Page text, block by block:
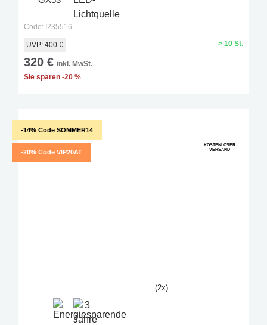
Code: I235516
UVP: 400 €
320 € inkl. MwSt.
Sie sparen -20 %
> 10 St.
-14% Code SOMMER14
-20% Code VIP20AT
KOSTENLOSER
VERSAND
(2x)